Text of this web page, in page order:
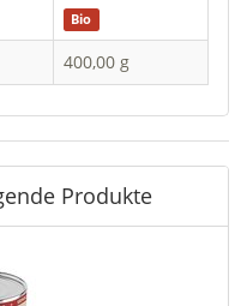
Bio
400,00 g
Produkte